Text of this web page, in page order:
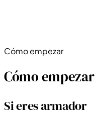
Cómo empezar
Cómo empezar
Si eres armador